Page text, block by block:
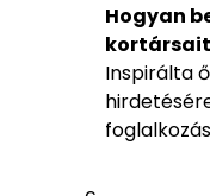
Hogyan
Inspirálta